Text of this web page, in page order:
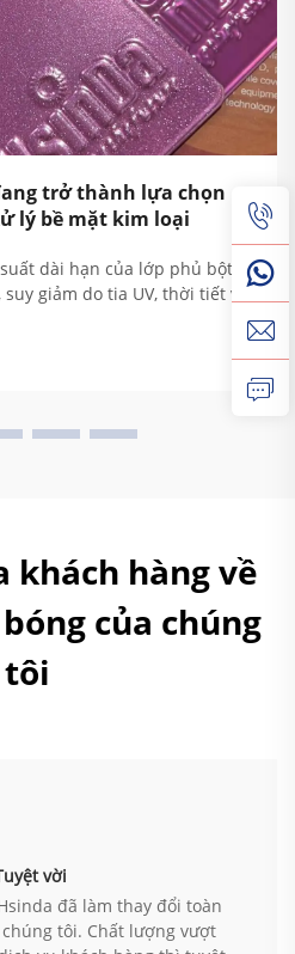
trở thành lựa chọn
lý bề mặt kim loại
dài hạn của lớp phủ bột:
giảm do tia UV, thời tiết và
thành phần polymer nhiệt rắn
khách hàng về
của chúng
tôi
vời
đã làm thay đổi toàn
tôi. Chất lượng vượt